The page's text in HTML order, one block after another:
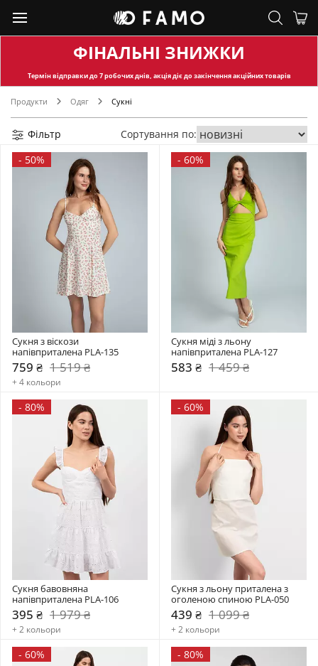
ФІНАЛЬНІ ЗНИЖКИ
Термін відправкидо 7 робочих днів, акція діє до закінчення акційних товарів
Продукти Одяг Сукні
Фільтр
Сортування по:
- 50%
Сукня з віскози
напівприталена PLA-135
759 ₴ 1 519 ₴
+ 4 кольори
- 60%
Сукня міді з льону
напівприталена PLA-127
583 ₴ 1 459 ₴
- 80%
Сукня бавовняна
напівприталена PLA-106
395 ₴ 1 979 ₴
+ 2 кольори
- 60%
Сукня з льону приталена з
оголеною спиною PLA-050
439 ₴ 1 099 ₴
+ 2 кольори
- 60% - 80%